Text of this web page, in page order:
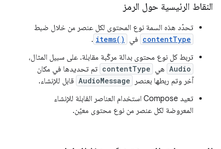
النقاط الرئيسية حول الرمز
تحدّد هذه السمة نوع المحتوى لكل عنصر من خلال ضبط
contentType في items()
.
تربط كل نوع محتوى بدالة مركّبة مقابلة. على سبيل المثال،
Audio هي contentType تم تحديدها في مكان
آخر وتم ربطها بعنصر
AudioMessage قابل للإنشاء.
تعيد Compose استخدام العناصر القابلة للإنشاء
المعروضة لكل عنصر من نوع محتوى معيّن.